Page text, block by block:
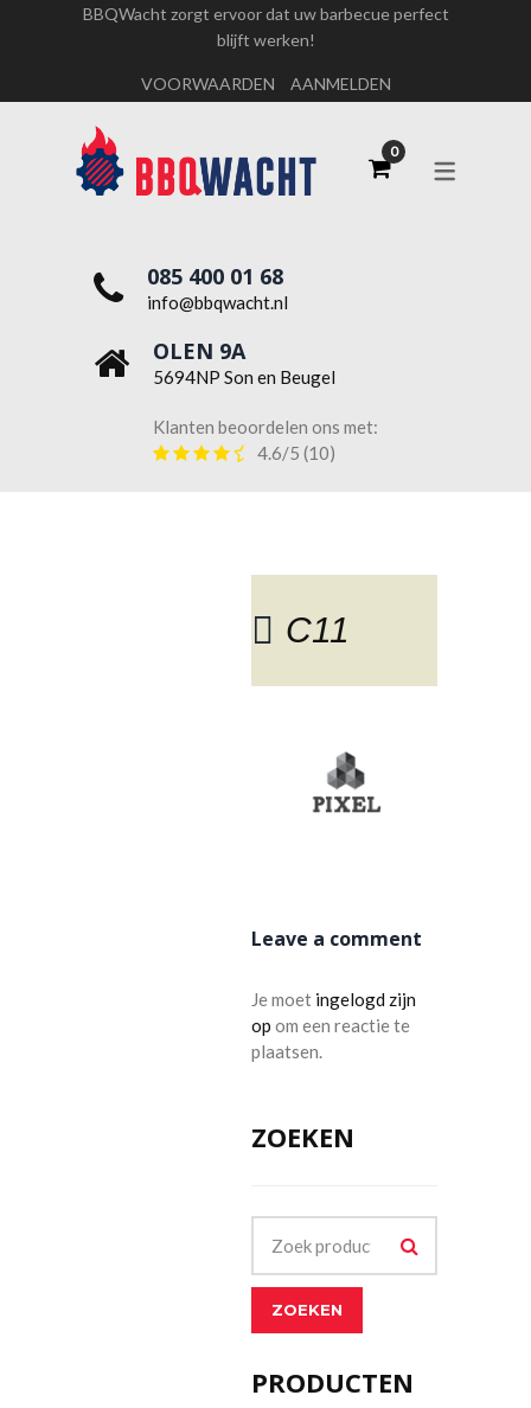
OVER ONS
WERKEN BIJ BBQWACHT
BBQWacht zorgt ervoor dat uw barbecue perfect
blijft werken!
VOORWAARDEN AANMELDEN
085 400 01 68
info@bbqwacht.nl
OLEN 9A
5694NP Son en Beugel
Klanten beoordelen ons met:
4.6/5 (10)
C11
Leave a comment
Je moet ingelogd zijn
op om een reactie te
plaatsen.
ZOEKEN
ZOEKEN
PRODUCTEN